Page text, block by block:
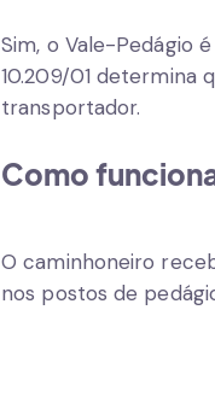
Sim, o Vale-Pedágio
10.209/01 determina
transportador.
Como
O caminhoneiro
nos postos de